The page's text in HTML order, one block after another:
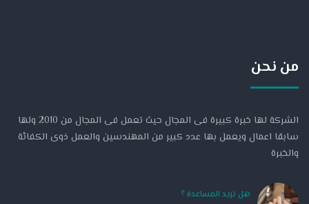
من نحن
الشركة لها خبرة كبيرة فى المجال حيث تعمل فى المجال من 2010 ولها
سابقا اعمال ويعمل بها عدد كبير من المهندسين والعمل ذوى الكفائة
والخبرة
هل تريد المساعدة ؟